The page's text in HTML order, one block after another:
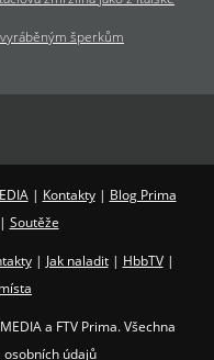
šperkům
| Kontakty| Blog Prima
| Soutěže
| Jak naladit| HbbTV|
a FTV Prima. Všechna
osobních údajů